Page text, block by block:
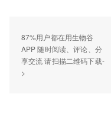
87%用户都在用生物谷
APP 随时阅读、评论、分
享交流 请扫描二维码下载-
>